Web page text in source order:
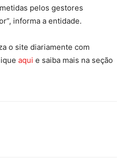
pelos gestores
informa a entidade.
o site diariamente com
aqui e saiba mais na seção